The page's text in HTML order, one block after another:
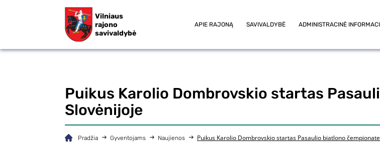
Vilniaus
rajono
savivaldybė
APIE RAJONĄ SAVIVALDYBĖ ADMINISTRACINĖ
Puikus Karolio Dombrovskio startas
Slovėnijoje
Pradžia Gyventojams Naujienos Puikus Karolio Dombrovskio startas Pasaulio biatlono